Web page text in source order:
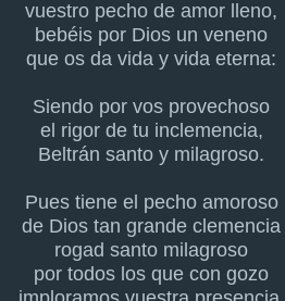
vuestro pecho de amor lleno,
bebéis por Dios un veneno
que os da vida y vida eterna:
Siendo por vos provechoso
el rigor de tu inclemencia,
Beltrán santo y milagroso.
Pues tiene el pecho amoroso
de Dios tan grande clemencia
rogad santo milagroso
por todos los que con gozo